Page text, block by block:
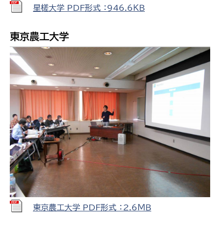
星槎大学 PDF形式 ：946.6ＫＢ
東京農工大学
東京農工大学 PDF形式 ：2.6ＭＢ